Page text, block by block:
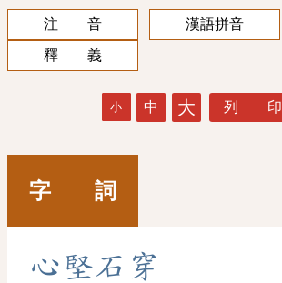
注 音
漢語拼音
釋 義
小 中 大 列 印
字 詞
心 堅石 穿